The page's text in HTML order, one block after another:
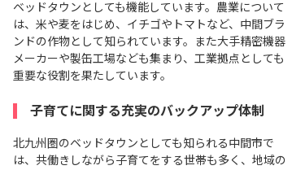
ベッドタウンとしても機能しています。農業について
は、米や麦をはじめ、イチゴやトマトなど、中間ブラ
ンドの作物として知られています。また大手精密機器
メーカーや製缶工場なども集まり、工業拠点としても
重要な役割を果たしています。
子育てに関する充実のバックアップ体制
北九州圏のベッドタウンとしても知られる中間市で
は、共働きしながら子育てをする世帯も多く、地域の